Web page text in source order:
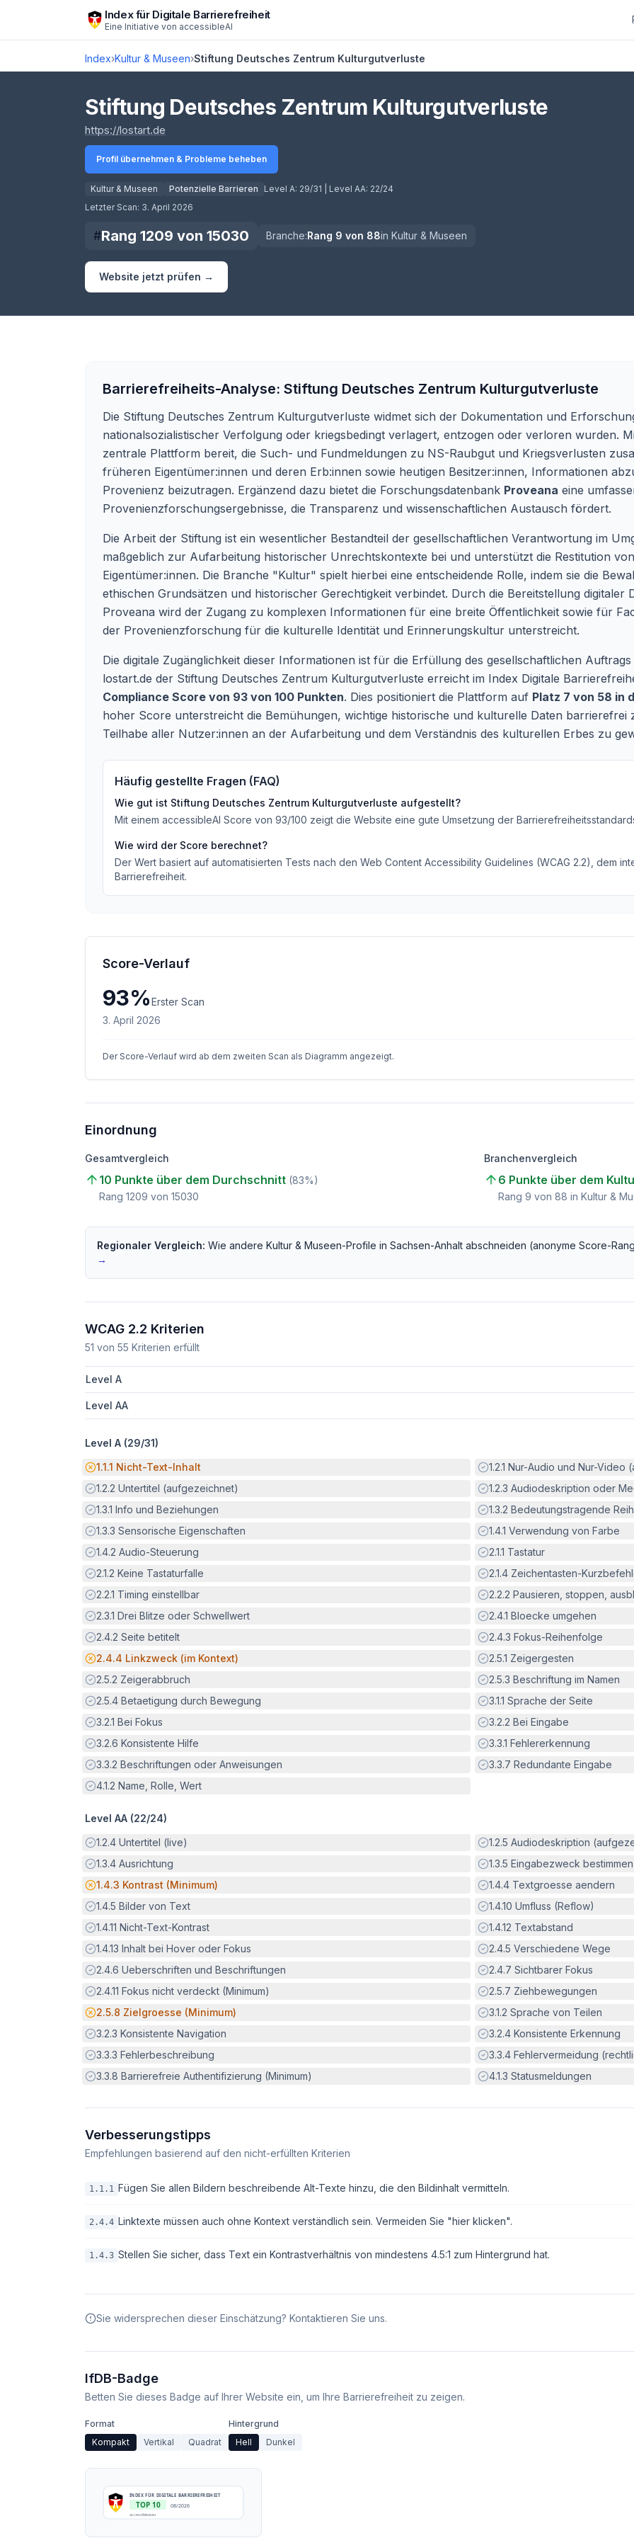
Zum Hauptinhalt springenIndex für Digitale Barrierefreiheit
Eine Initiative von accessibleAI
Index›Kultur & Museen›Stiftung Deutsches Zentrum Kulturgutverluste
Score lädt
Stiftung Deutsches Zentrum Kulturgutverluste
https://lostart.de
Profil übernehmen & Probleme beheben
Kultur & Museen Potenzielle Barrieren Level A: 29/31 | Level AA: 22/24
Letzter Scan: 3. April 2026
#Rang 1209 von 15030 Branche:Rang 9 von 88in Kultur & Museen
Website jetzt prüfen →
Barrierefreiheits-Analyse: Stiftung Deutsches Zentrum Kulturgutverluste
Die Stiftung Deutsches Zentrum Kulturgutverluste widmet sich der Dokumentation und
nationalsozialistischer Verfolgung oder kriegsbedingt verlagert, entzogen oder verloren wurden.
zentrale Plattform bereit, die Such- und Fundmeldungen zu NS-Raubgut und Kriegsverlusten
früheren Eigentümer:innen und deren Erb:innen sowie heutigen Besitzer:innen, Informationen
Provenienz beizutragen. Ergänzend dazu bietet die Forschungsdatenbank Proveana eine
Provenienzforschungsergebnisse, die Transparenz und wissenschaftlichen Austausch fördert.
Die Arbeit der Stiftung ist ein wesentlicher Bestandteil der gesellschaftlichen Verantwortung im
maßgeblich zur Aufarbeitung historischer Unrechtskontexte bei und unterstützt die Restitution
Eigentümer:innen. Die Branche "Kultur" spielt hierbei eine entscheidende Rolle, indem sie die
ethischen Grundsätzen und historischer Gerechtigkeit verbindet. Durch die Bereitstellung digitaler
Proveana wird der Zugang zu komplexen Informationen für eine breite Öffentlichkeit sowie für
der Provenienzforschung für die kulturelle Identität und Erinnerungskultur unterstreicht.
Die digitale Zugänglichkeit dieser Informationen ist für die Erfüllung des gesellschaftlichen
lostart.de der Stiftung Deutsches Zentrum Kulturgutverluste erreicht im Index Digitale
Compliance Score von 93 von 100 Punkten. Dies positioniert die Plattform auf Platz 7 von 58 in
hoher Score unterstreicht die Bemühungen, wichtige historische und kulturelle Daten barrierefrei
Teilhabe aller Nutzer:innen an der Aufarbeitung und dem Verständnis des kulturellen Erbes zu
Häufig gestellte Fragen (FAQ)
Wie gut ist Stiftung Deutsches Zentrum Kulturgutverluste aufgestellt?
Mit einem accessibleAI Score von 93/100 zeigt die Website eine gute Umsetzung der
Wie wird der Score berechnet?
Der Wert basiert auf automatisierten Tests nach den Web Content Accessibility Guidelines (WCAG 2.2), dem
Barrierefreiheit.
Score-Verlauf
93%Erster Scan
3. April 2026
Der Score-Verlauf wird ab dem zweiten Scan als Diagramm angezeigt.
Einordnung
Gesamtvergleich
10 Punkte über dem Durchschnitt (83%)
Rang 1209 von 15030
Branchenvergleich
6 Punkte über dem
Rang 9 von 88 in Kultur &
Regionaler Vergleich: Wie andere Kultur & Museen-Profile in Sachsen-Anhalt abschneiden (anonyme Score-
→
WCAG 2.2 Kriterien
51 von 55 Kriterien erfüllt
Level A
Level AA
Level A (29/31)
Potenzielle Barriere:
1.1.1 Nicht-Text-Inhalt Erfüllt:
1.2.1 Nur-Audio und Nur-Video
Erfüllt:
1.2.2 Untertitel (aufgezeichnet) Erfüllt:
1.2.3 Audiodeskription oder
Erfüllt:
1.3.1 Info und Beziehungen Erfüllt:
1.3.2 Bedeutungstragende
Erfüllt:
1.3.3 Sensorische Eigenschaften Erfüllt:
1.4.1 Verwendung von Farbe
Erfüllt:
1.4.2 Audio-Steuerung Erfüllt:
2.1.1 Tastatur
Erfüllt:
2.1.2 Keine Tastaturfalle Erfüllt:
2.1.4 Zeichentasten-
Erfüllt:
2.2.1 Timing einstellbar Erfüllt:
2.2.2 Pausieren, stoppen,
Erfüllt:
2.3.1 Drei Blitze oder Schwellwert Erfüllt:
2.4.1 Bloecke umgehen
Erfüllt:
2.4.2 Seite betitelt Erfüllt:
2.4.3 Fokus-Reihenfolge
Potenzielle Barriere:
2.4.4 Linkzweck (im Kontext) Erfüllt:
2.5.1 Zeigergesten
Erfüllt:
2.5.2 Zeigerabbruch Erfüllt:
2.5.3 Beschriftung im Namen
Erfüllt:
2.5.4 Betaetigung durch Bewegung Erfüllt:
3.1.1 Sprache der Seite
Erfüllt:
3.2.1 Bei Fokus Erfüllt:
3.2.2 Bei Eingabe
Erfüllt:
3.2.6 Konsistente Hilfe Erfüllt:
3.3.1 Fehlererkennung
Erfüllt:
3.3.2 Beschriftungen oder Anweisungen Erfüllt:
3.3.7 Redundante Eingabe
Erfüllt:
4.1.2 Name, Rolle, Wert
Level AA (22/24)
Erfüllt:
1.2.4 Untertitel (live) Erfüllt:
1.2.5 Audiodeskription
Erfüllt:
1.3.4 Ausrichtung Erfüllt:
1.3.5 Eingabezweck bestimmen
Potenzielle Barriere:
1.4.3 Kontrast (Minimum) Erfüllt:
1.4.4 Textgroesse aendern
Erfüllt:
1.4.5 Bilder von Text Erfüllt:
1.4.10 Umfluss (Reflow)
Erfüllt:
1.4.11 Nicht-Text-Kontrast Erfüllt:
1.4.12 Textabstand
Erfüllt:
1.4.13 Inhalt bei Hover oder Fokus Erfüllt:
2.4.5 Verschiedene Wege
Erfüllt:
2.4.6 Ueberschriften und Beschriftungen Erfüllt:
2.4.7 Sichtbarer Fokus
Erfüllt:
2.4.11 Fokus nicht verdeckt (Minimum) Erfüllt:
2.5.7 Ziehbewegungen
Potenzielle Barriere:
2.5.8 Zielgroesse (Minimum) Erfüllt:
3.1.2 Sprache von Teilen
Erfüllt:
3.2.3 Konsistente Navigation Erfüllt:
3.2.4 Konsistente Erkennung
Erfüllt:
3.3.3 Fehlerbeschreibung Erfüllt:
3.3.4 Fehlervermeidung
Erfüllt:
3.3.8 Barrierefreie Authentifizierung (Minimum) Erfüllt:
4.1.3 Statusmeldungen
Verbesserungstipps
Empfehlungen basierend auf den nicht-erfüllten Kriterien
1.1.1 Fügen Sie allen Bildern beschreibende Alt-Texte hinzu, die den Bildinhalt vermitteln.
2.4.4 Linktexte müssen auch ohne Kontext verständlich sein. Vermeiden Sie "hier klicken".
1.4.3 Stellen Sie sicher, dass Text ein Kontrastverhältnis von mindestens 4.5:1 zum Hintergrund hat.
Sie widersprechen dieser Einschätzung? Kontaktieren Sie uns.
IfDB-Badge
Betten Sie dieses Badge auf Ihrer Website ein, um Ihre Barrierefreiheit zu zeigen.
Format
Kompakt
Vertikal Quadrat
Hintergrund
Hell
Dunkel
INDEX FÜR DIGITALE BARRIEREFREIHEIT
TOP 10 08/2026
accessibleai.eu